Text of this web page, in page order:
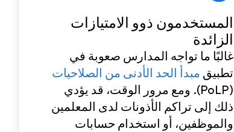
المستخدمون ذوو الامتيازات
الزائدة
غالبًا ما تواجه المدارس صعوبة في
تطبيق مبدأ الحد الأدنى من الصلاحيات
(PoLP). ومع مرور الوقت، قد يؤدي
ذلك إلى تراكم الأذونات لدى المعلمين
والموظفين، أو استخدام حسابات